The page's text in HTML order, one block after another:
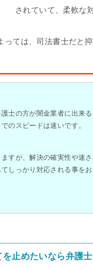
されていて、柔軟な
っては、司法書士だと
士の方が闇金業者に出来
のスピードは速いです。
すが、解決の確実性や速
しっかり対応される事をお
止めたいなら弁護